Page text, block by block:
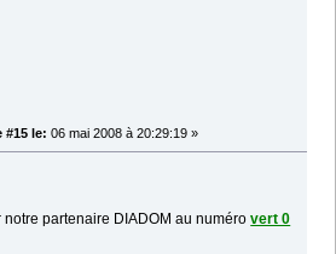
#15 le: 06 mai 2008 à 20:29:19 »
notre partenaire DIADOM au numérovert 0